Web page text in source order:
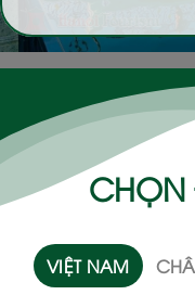
CHỌN
VIỆT NAM